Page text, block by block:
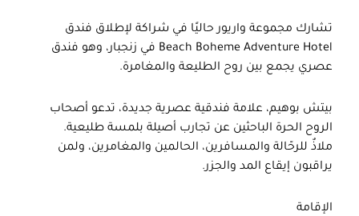
تشارك مجموعة واريور حاليًا في شراكة لإطلاق فندق
Beach Boheme Adventure Hotel في زنجبار، وهو فندق
عصري يجمع بين روح الطليعة والمغامرة.
بيتش بوهيم، علامة فندقية عصرية جديدة، تدعو أصحاب
الروح الحرة الباحثين عن تجارب أصيلة بلمسة طليعية.
ملاذٌ للرحّالة والمسافرين، الحالمين والمغامرين، ولمن
يراقبون إيقاع المد والجزر.
الإقامة